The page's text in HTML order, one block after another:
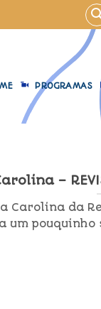
PROGRAMAS
–
Carolina da
um pouquinho